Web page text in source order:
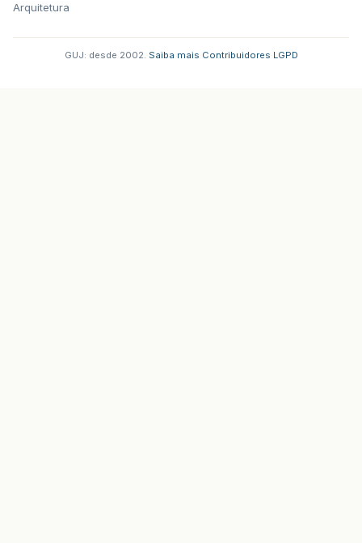
Arquitetura
GUJ: desde 2002. Saiba mais Contribuidores LGPD